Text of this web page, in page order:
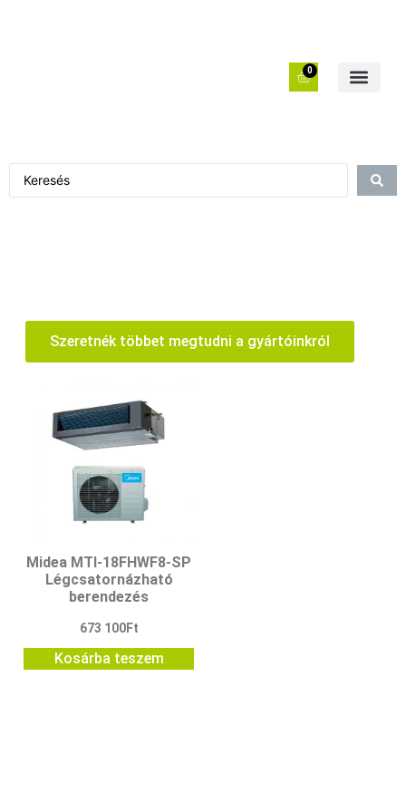
0
Szeretnék többet megtudni a gyártóinkról
Midea MTI-18FHWF8-SP
Légcsatornázható
berendezés
673 100Ft
Kosárba teszem